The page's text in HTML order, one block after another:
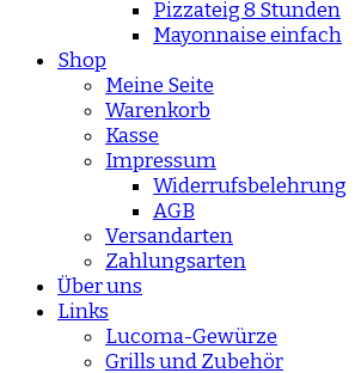
Pizzateig 8 Stunden
Mayonnaise einfach
Shop
Meine Seite
Warenkorb
Kasse
Impressum
Widerrufsbelehrung
AGB
Versandarten
Zahlungsarten
Über uns
Links
Lucoma-Gewürze
Grills und Zubehör